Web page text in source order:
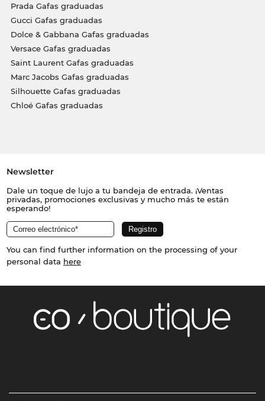
Prada Gafas graduadas
Gucci Gafas graduadas
Dolce & Gabbana Gafas graduadas
Versace Gafas graduadas
Saint Laurent Gafas graduadas
Marc Jacobs Gafas graduadas
Silhouette Gafas graduadas
Chloé Gafas graduadas
Newsletter
Dale un toque de lujo a tu bandeja de entrada. ¡Ventas
privadas, promociones exclusivas y mucho más te están
esperando!
You can find further information on the processing of your
personal data here